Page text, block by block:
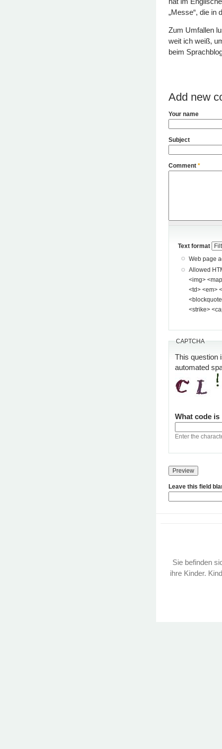
„Messe“, die in
Zum Umfallen
weit ich weiß,
beim
Add new
Your name
Subject
Comment *
Text format
Web page
Allowed HTML tags: <a> <p> <span> <div>
<img> <map> <area> <hr> <br>
<td> <em> <b> <u> <i>
<blockquote> <pre>
<strike>
CAPTCHA
This question
automated
What code
Enter the
Leave this field
Sie befinden
ihre Kinder.